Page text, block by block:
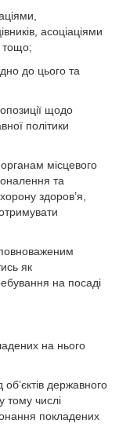
асоціаціями
тощо;
до цього та
щодо
політики
місцевого
та
здоров’я,
як
на посаді
на нього
державного
тому числі
покладених